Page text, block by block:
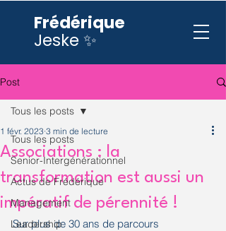
Frédérique
Jeske ✨
Post
Tous les posts
Senior-Intergénérationnel
Actus de Frédérique
Management
Leadership
Tous les posts
Associations : la
transformation est aussi un
impératif de pérennité !
1 févr. 2023 3 min de lecture
Sur plus de 30 ans de parcours